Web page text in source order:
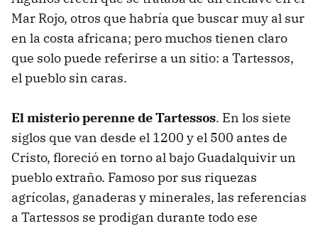
Mar Rojo, otros que habría que buscar muy al sur
en la costa africana; pero muchos tienen claro
que solo puede referirse a un sitio: a Tartessos,
el pueblo sin caras.
El misterio perenne de Tartessos. En los siete
siglos que van desde el 1200 y el 500 antes de
Cristo, floreció en torno al bajo Guadalquivir un
pueblo extraño. Famoso por sus riquezas
agrícolas, ganaderas y minerales, las referencias
a Tartessos se prodigan durante todo ese